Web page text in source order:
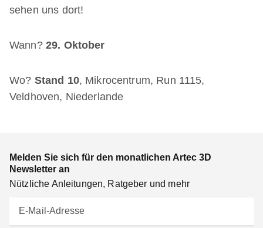
sehen uns dort!
Wann? 29. Oktober
Wo? Stand 10, Mikrocentrum, Run 1115,
Veldhoven, Niederlande
Melden Sie sich für den monatlichen Artec 3D
Newsletter an
Nützliche Anleitungen, Ratgeber und mehr
E-Mail-Adresse